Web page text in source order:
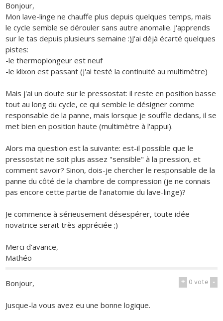
Bonjour,
Mon lave-linge ne chauffe plus depuis quelques temps, mais
le cycle semble se dérouler sans autre anomalie. J'apprends
sur le tas depuis plusieurs semaine :)J'ai déjà écarté quelques
pistes:
-le thermoplongeur est neuf
-le klixon est passant (j'ai testé la continuité au multimètre)
Mais j'ai un doute sur le pressostat: il reste en position basse
tout au long du cycle, ce qui semble le désigner comme
responsable de la panne, mais lorsque je souffle dedans, il se
met bien en position haute (multimètre à l'appui).
Alors ma question est la suivante: est-il possible que le
pressostat ne soit plus assez "sensible" à la pression, et
comment savoir? Sinon, dois-je chercher le responsable de la
panne du côté de la chambre de compression (je ne connais
pas encore cette partie de l'anatomie du lave-linge)?
Je commence à sérieusement désespérer, toute idée
novatrice serait très appréciée ;)
Merci d'avance,
Mathéo
+ 0vote -
Bonjour,
Jusque-la vous avez eu une bonne logique.